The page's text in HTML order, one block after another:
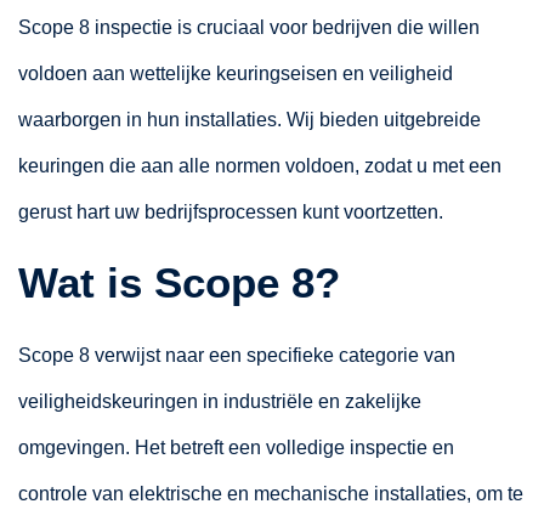
Scope 8 inspectie is cruciaal voor bedrijven die willen
voldoen aan wettelijke keuringseisen en veiligheid
waarborgen in hun installaties. Wij bieden uitgebreide
keuringen die aan alle normen voldoen, zodat u met een
gerust hart uw bedrijfsprocessen kunt voortzetten.
Wat is Scope 8?
Scope 8 verwijst naar een specifieke categorie van
veiligheidskeuringen in industriële en zakelijke
omgevingen. Het betreft een volledige inspectie en
controle van elektrische en mechanische installaties, om te